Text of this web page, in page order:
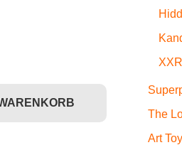
Jason Freeny CollectionThe
Art